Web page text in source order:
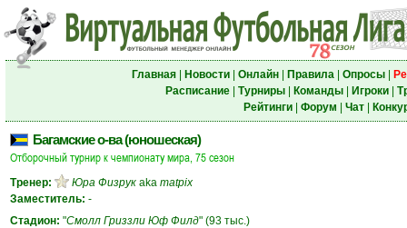
Главная| Новости| Онлайн| Правила| Опросы|
Расписание| Турниры| Команды| Игроки|
Рейтинги| Форум Чат|
Багамские о-ва (юношеская)
Отборочный турнир к чемпионату мира, 75 сезон
Тренер: Юра Физрук aka matpix
Заместитель: -
Стадион: "Смолл Гриззли Юф Филд" (93 тыс.)